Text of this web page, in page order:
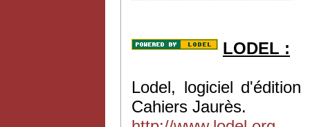
LODEL :
Lodel, logiciel
Cahiers Jaurès.